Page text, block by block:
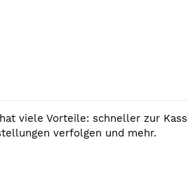
viele Vorteile: schneller zur
verfolgen und mehr.